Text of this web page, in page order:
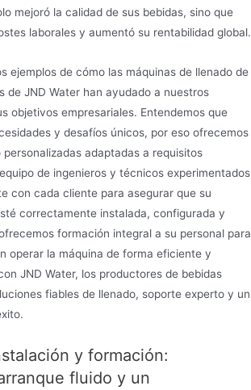
mejoró la calidad de sus bebidas, sino que
laborales y aumentó su rentabilidad global.
ejemplos de cómo las máquinas de llenado de
de JND Water han ayudado a nuestros
objetivos empresariales. Entendemos que
y desafíos únicos, por eso ofrecemos
personalizadas adaptadas a requisitos
de ingenieros y técnicos experimentados
con cada cliente para asegurar que su
correctamente instalada, configurada y
formación integral a su personal para
operar la máquina de forma eficiente y
JND Water, los productores de bebidas
fiables de llenado, soporte experto y un
y formación:
fluido y un